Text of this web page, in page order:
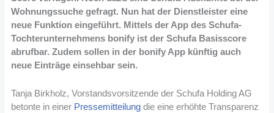
Wohnungssuche gefragt. Nun hat der Dienstleister eine
neue Funktion eingeführt. Mittels der App des Schufa-
Tochterunternehmens bonify ist der Schufa Basisscore
abrufbar. Zudem sollen in der bonify App künftig auch
neue Einträge einsehbar sein.
Tanja Birkholz, Vorstandsvorsitzende der Schufa Holding AG
betonte in einer Pressemitteilungdie eine erhöhte Transparenz